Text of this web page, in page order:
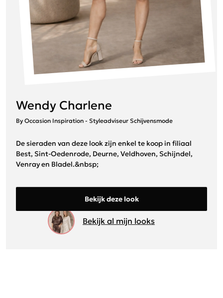
Wendy Charlene
By Occasion Inspiration - Styleadviseur Schijvensmode
De sieraden van deze look zijn enkel te koop in filiaal
Best, Sint-Oedenrode, Deurne, Veldhoven, Schijndel,
Venray en Bladel.&nbsp;
Bekijk deze look
Bekijk al mijn looks